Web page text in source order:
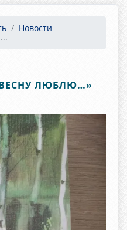
Новости
ЛЮБЛЮ…»